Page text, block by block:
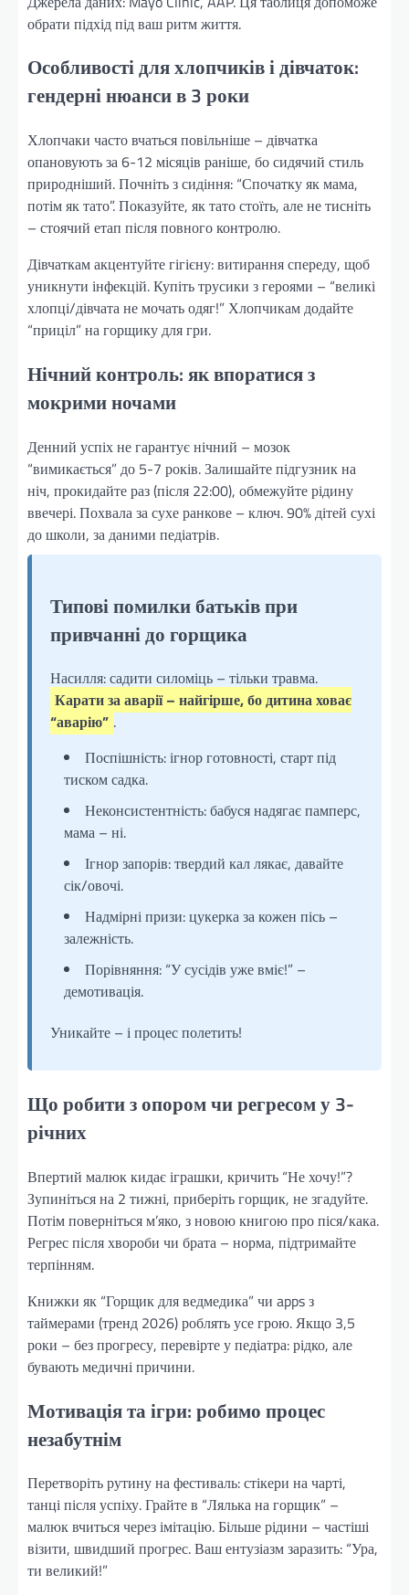
обрати підхід під ваш ритм життя.
Особливості для хлопчиків і дівчаток:
гендерні нюанси в 3 роки
Хлопчаки часто вчаться повільніше – дівчатка
опановують за 6-12 місяців раніше, бо сидячий стиль
природніший. Почніть з сидіння: “Спочатку як мама,
потім як тато”. Показуйте, як тато стоїть, але не тисніть
– стоячий етап після повного контролю.
Дівчаткам акцентуйте гігієну: витирання спереду, щоб
уникнути інфекцій. Купіть трусики з героями – “великі
хлопці/дівчата не мочать одяг!” Хлопчикам додайте
“приціл” на горщику для гри.
Нічний контроль: як впоратися з
мокрими ночами
Денний успіх не гарантує нічний – мозок
“вимикається” до 5-7 років. Залишайте підгузник на
ніч, прокидайте раз (після 22:00), обмежуйте рідину
ввечері. Похвала за сухе ранкове – ключ. 90% дітей сухі
до школи, за даними педіатрів.
Типові помилки батьків при
привчанні до горщика
Насилля: садити силоміць – тільки травма.
Карати за аварії – найгірше, бо дитина ховає
“аварію” .
Поспішність: ігнор готовності, старт під
тиском садка.
Неконсистентність: бабуся надягає памперс,
мама – ні.
Ігнор запорів: твердий кал лякає, давайте
сік/овочі.
Надмірні призи: цукерка за кожен пісь –
залежність.
Порівняння: “У сусідів уже вміє!” –
демотивація.
Уникайте – і процес полетить!
Що робити з опором чи регресом у 3-
річних
Впертий малюк кидає іграшки, кричить “Не хочу!”?
Зупиніться на 2 тижні, приберіть горщик, не згадуйте.
Потім поверніться м’яко, з новою книгою про піся/кака.
Регрес після хвороби чи брата – норма, підтримайте
терпінням.
Книжки як “Горщик для ведмедика” чи apps з
таймерами (тренд 2026) роблять усе грою. Якщо 3,5
роки – без прогресу, перевірте у педіатра: рідко, але
бувають медичні причини.
Мотивація та ігри: робимо процес
незабутнім
Перетворіть рутину на фестиваль: стікери на чарті,
танці після успіху. Грайте в “Лялька на горщик” –
малюк вчиться через імітацію. Більше рідини – частіші
візити, швидший прогрес. Ваш ентузіазм заразить: “Ура,
ти великий!”